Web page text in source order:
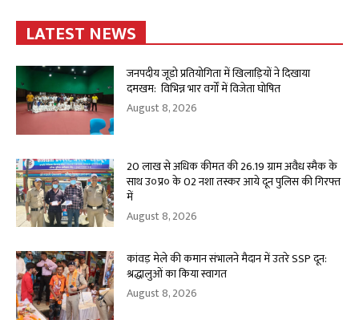
LATEST NEWS
जनपदीय जूडो प्रतियोगिता में खिलाड़ियों ने दिखाया
दमखम: विभिन्न भार वर्गों में विजेता घोषित
August 8, 2026
20 लाख से अधिक कीमत की 26.19 ग्राम अवैध स्मैक के
साथ उ०प्र० के 02 नशा तस्कर आये दून पुलिस की गिरफ्त
में
August 8, 2026
कांवड़ मेले की कमान संभालने मैदान में उतरे SSP दून:
श्रद्धालुओं का किया स्वागत
August 8, 2026